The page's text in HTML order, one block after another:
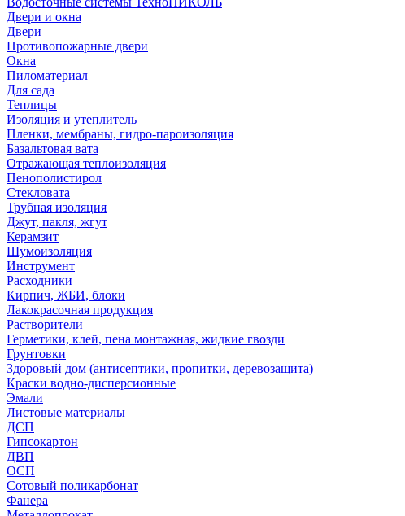
Двери и окна
Двери
Противопожарные двери
Окна
Пиломатериал
Для сада
Теплицы
Изоляция и утеплитель
Пленки, мембраны, гидро-пароизоляция
Базальтовая вата
Отражающая теплоизоляция
Пенополистирол
Стекловата
Трубная изоляция
Джут, пакля, жгут
Керамзит
Шумоизоляция
Инструмент
Расходники
Кирпич, ЖБИ, блоки
Лакокрасочная продукция
Растворители
Герметики, клей, пена монтажная, жидкие гвозди
Грунтовки
Здоровый дом (антисептики, пропитки, деревозащита)
Краски водно-дисперсионные
Эмали
Листовые материалы
ДСП
Гипсокартон
ДВП
ОСП
Сотовый поликарбонат
Фанера